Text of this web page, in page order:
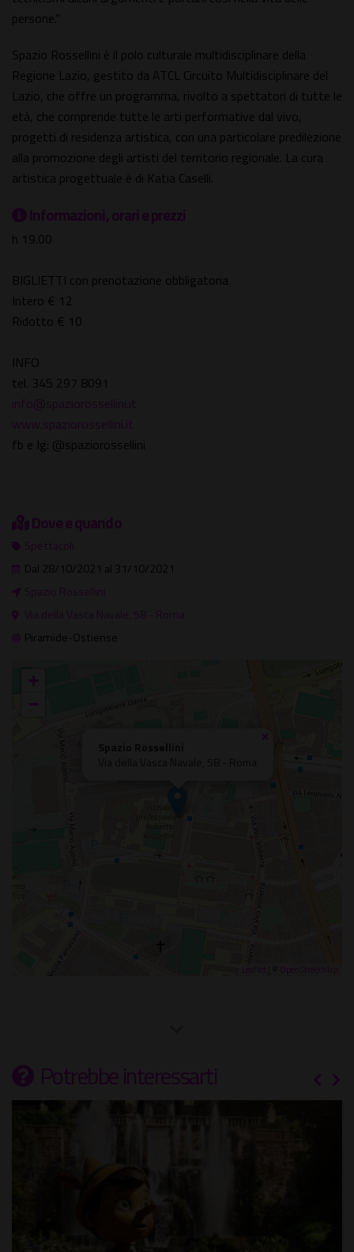
persone."
Spazio Rossellini è il polo culturale multidisciplinare della
Regione Lazio, gestito da ATCL Circuito Multidisciplinare del
Lazio, che offre un programma, rivolto a spettatori di tutte le
età, che comprende tutte le arti performative dal vivo,
progetti di residenza artistica, con una particolare predilezione
alla promozione degli artisti del territorio regionale. La cura
artistica progettuale è di Katia Caselli.
Informazioni, orari e prezzi
h 19.00
BIGLIETTI con prenotazione obbligatoria
Intero € 12
Ridotto € 10
INFO
tel. 345 297 8091
info@spaziorossellini.it
www.spaziorossellini.it
fb e Ig: @spaziorossellini
Dove e quando
Spettacoli
Dal 28/10/2021 al 31/10/2021
Spazio Rossellini
Via della Vasca Navale, 58 - Roma
Piramide-Ostiense
×
+
−
Potrebbe interessarti